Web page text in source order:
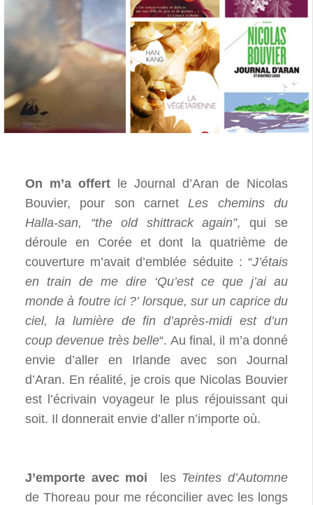
On m’a offert le Journal d’Aran de Nicolas
Bouvier, pour son carnet Les chemins du
Halla-san, “the old shittrack again”, qui se
déroule en Corée et dont la quatrième de
couverture m’avait d’emblée séduite : “J’étais
en train de me dire ‘Qu’est ce que j’ai au
monde à foutre ici ?’ lorsque, sur un caprice du
ciel, la lumière de fin d’après-midi est d’un
coup devenue très belle“. Au final, il m’a donné
envie d’aller en Irlande avec son Journal
d’Aran. En réalité, je crois que Nicolas Bouvier
est l’écrivain voyageur le plus réjouissant qui
soit. Il donnerait envie d’aller n’importe où.
J’emporte avec moi les Teintes d’Automne
de Thoreau pour me réconcilier avec les longs